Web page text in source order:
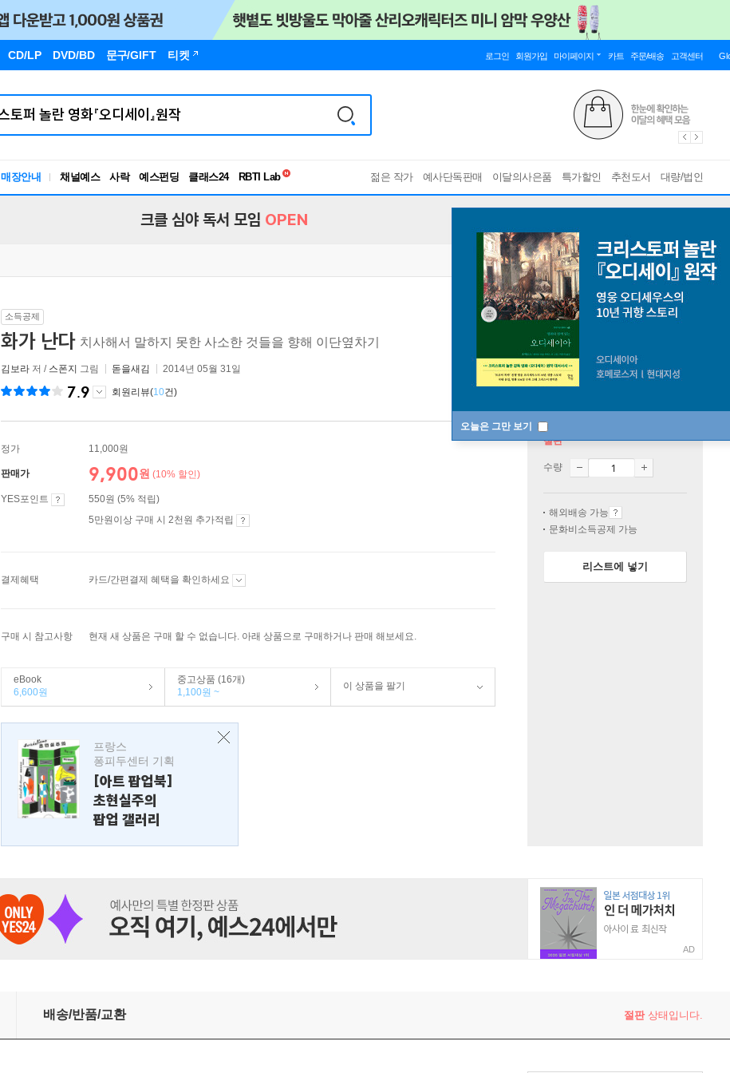
CD/LP DVD/BD 문구/GIFT 티켓 로그인 회원가입 마이페이지 카트 주문/배송 고객센터
매장안내 채널예스 사락 예스펀딩 클래스24
RBTI Lab
독서유형검사
젊은 작가 예사단독판매 이달의사은품 특가할인 추천도서 대량/법인
오늘은 그만 보기
크클 심야 독서 모임 OPEN
소득공제
화가 난다 치사해서 말하지 못한 사소한 것들을 향해 이단옆차기
김보라 저 / 스폰지 그림 돋을새김 2014년 05월 31일
7.9 회원리뷰(10건)
정가 11,000원
판매가 9,900원 (10% 할인)
YES포인트
550원 (5% 적립)
5만원이상 구매 시 2천원 추가적립
결제혜택 카드/간편결제 혜택을 확인하세요
구매 시 참고사항 현재 새 상품은 구매 할 수 없습니다. 아래 상품으로 구매하거나 판매 해보세요.
eBook
6,600원
중고상품 (16개)
1,100원 ~
이 상품을 팔기
프랑스
퐁피두센터 기획
[아트 팝업북]
초현실주의
팝업 갤러리
절판
수량
해외배송 가능
문화비소득공제 가능
리스트에 넣기
AD
배송/반품/교환 절판상태입니다.